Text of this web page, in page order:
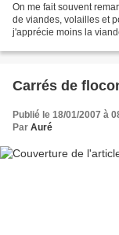
On me fait souvent
de viandes, volailles et
j'apprécie moins la
Carrés de
Publié le 18/01/2007 à
Par Auré